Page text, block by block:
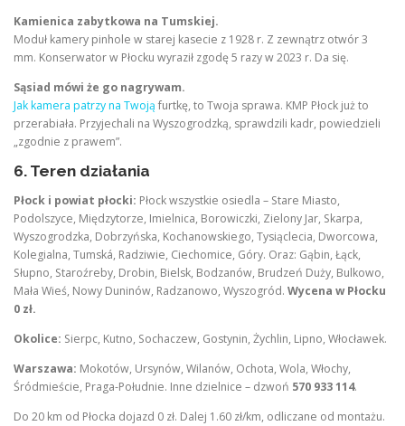
Kamienica zabytkowa na Tumskiej.
Moduł kamery pinhole w starej kasecie z 1928 r. Z zewnątrz otwór 3
mm. Konserwator w Płocku wyraził zgodę 5 razy w 2023 r. Da się.
Sąsiad mówi że go nagrywam.
Jak kamera patrzy na Twoją furtkę, to Twoja sprawa. KMP Płock już to
przerabiała. Przyjechali na Wyszogrodzką, sprawdzili kadr, powiedzieli
„zgodnie z prawem”.
6. Teren działania
Płock i powiat płocki: Płock wszystkie osiedla – Stare Miasto,
Podolszyce, Międzytorze, Imielnica, Borowiczki, Zielony Jar, Skarpa,
Wyszogrodzka, Dobrzyńska, Kochanowskiego, Tysiąclecia, Dworcowa,
Kolegialna, Tumská, Radziwie, Ciechomice, Góry. Oraz: Gąbin, Łąck,
Słupno, Staroźreby, Drobin, Bielsk, Bodzanów, Brudzeń Duży, Bulkowo,
Mała Wieś, Nowy Duninów, Radzanowo, Wyszogród. Wycena w Płocku
0 zł.
Okolice: Sierpc, Kutno, Sochaczew, Gostynin, Żychlin, Lipno, Włocławek.
Warszawa: Mokotów, Ursynów, Wilanów, Ochota, Wola, Włochy,
Śródmieście, Praga-Południe. Inne dzielnice – dzwoń 570 933 114.
Do 20 km od Płocka dojazd 0 zł. Dalej 1.60 zł/km, odliczane od montażu.